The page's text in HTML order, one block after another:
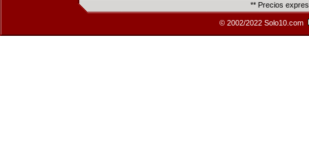
** Precios
© 2002/2022 Solo10.com